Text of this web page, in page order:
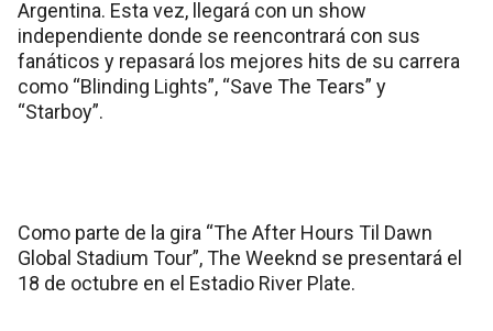
Argentina. Esta vez, llegará con un show
independiente donde se reencontrará con sus
fanáticos y repasará los mejores hits de su carrera
como “Blinding Lights”, “Save The Tears” y
“Starboy”.
Como parte de la gira “The After Hours Til Dawn
Global Stadium Tour”, The Weeknd se presentará el
18 de octubre en el Estadio River Plate.